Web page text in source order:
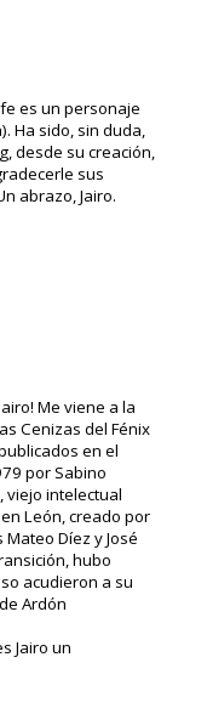
es un personaje
Ha sido, sin duda,
desde su creación,
sus
abrazo, Jairo.
Me viene a la
Cenizas del Fénix
en el
por Sabino
viejo intelectual
León, creado por
Díez y José
hubo
acudieron a su
Ardón
Jairo un